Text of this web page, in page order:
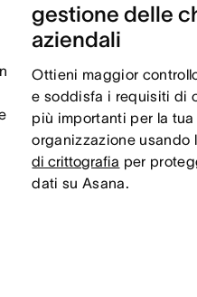
gestione delle
aziendali
Ottieni maggior
e soddisfa i requisiti di
più importanti per la tua
organizzazione usando
di crittografia per
dati su Asana.